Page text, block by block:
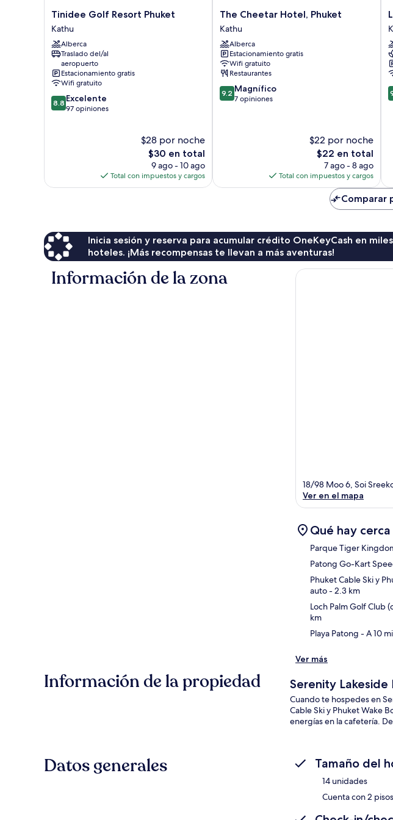
Tinidee
Golf
Resort
Phuket
Kathu
Tinidee Golf Resort Phuket
Kathu
Alberca
Traslado del/al
aeropuerto
Estacionamiento gratis
Wifi gratuito
8.8
de
8.8 Excelente
97 opiniones
$28 por noche
El
precio
actual
es
$30 en total
9 ago - 10 ago
Total con impuestos y cargos
The
Cheetar
Hotel,
Phuket
Kathu
The Cheetar Hotel, Phuket
Kathu
Alberca
Estacionamiento gratis
Wifi gratuito
Restaurantes
9.2
de
9.2 Magnífico
7 opiniones
$22 por noche
El
precio
actual
es
$22 en total
7 ago - 8 ago
Total con impuestos y cargos
&
Comparar
Inicia sesión y reserva para acumular crédito OneKeyCash en
hoteles. ¡Más recompensas te llevan a más aventuras!
Información de la zona
18/98 Moo 6, Soi
Ver en el mapa
Qué hay cerca
Parque Tiger
Patong Go-Kart
Phuket Cable Ski y
auto- 2.3 km
Loch Palm Golf Club
km
Playa Patong - A 10
Ver más
Información de la propiedad Serenity Lakeside
Cuando te hospedes en
Cable Ski y Phuket Wake
energías en la cafetería.
Datos generales Tamaño del
14 unidades
Cuenta con 2 pisos